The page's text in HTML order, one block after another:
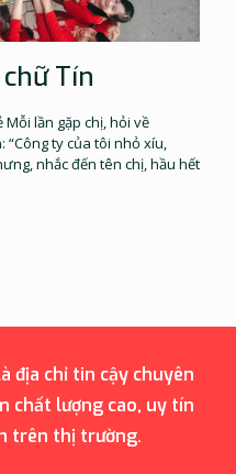
Tín
lần gặp chị, hỏi về
ty của tôi nhỏ xíu,
nhắc đến tên chị, hầu hết
địa chỉ tin cậy chuyên
chất lượng cao, uy tín
trên thị trường.